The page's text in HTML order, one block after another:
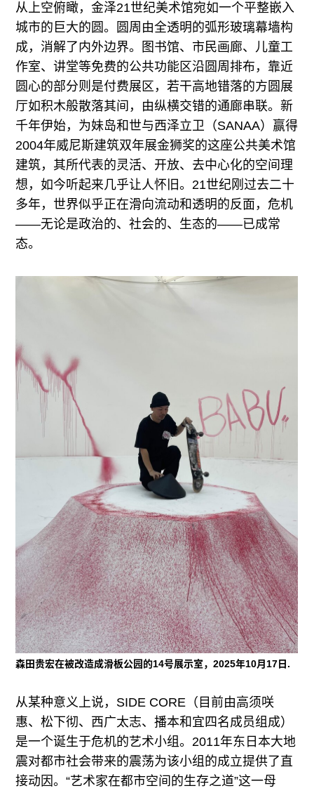
联系我们
关注我们
从上空俯瞰，金泽21世纪美术馆宛如一个平整嵌入
城市的巨大的圆。圆周由全透明的弧形玻璃幕墙构
成，消解了内外边界。图书馆、市民画廊、儿童工
作室、讲堂等免费的公共功能区沿圆周排布，靠近
圆心的部分则是付费展区，若干高地错落的方圆展
厅如积木般散落其间，由纵横交错的通廊串联。新
千年伊始，为妹岛和世与西泽立卫（SANAA）赢得
2004年威尼斯建筑双年展金狮奖的这座公共美术馆
建筑，其所代表的灵活、开放、去中心化的空间理
想，如今听起来几乎让人怀旧。21世纪刚过去二十
多年，世界似乎正在滑向流动和透明的反面，危机
——无论是政治的、社会的、生态的——已成常
态。
森田贵宏在被改造成滑板公园的14号展示室，2025年10月17日.
从某种意义上说，SIDE CORE（目前由高须咲
惠、松下彻、西广太志、播本和宜四名成员组成）
是一个诞生于危机的艺术小组。2011年东日本大地
震对都市社会带来的震荡为该小组的成立提供了直
接动因。“艺术家在都市空间的生存之道”这一母